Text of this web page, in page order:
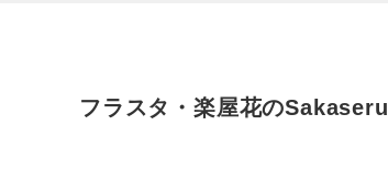
フラスタ・楽屋花のSakaseru